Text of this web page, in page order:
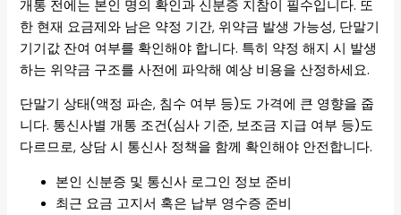
개통 전에는 본인 명의 확인과 신분증 지참이 필수입니다. 또
한 현재 요금제와 남은 약정 기간, 위약금 발생 가능성, 단말기
기기값 잔여 여부를 확인해야 합니다. 특히 약정 해지 시 발생
하는 위약금 구조를 사전에 파악해 예상 비용을 산정하세요.
단말기 상태(액정 파손, 침수 여부 등)도 가격에 큰 영향을 줍
니다. 통신사별 개통 조건(심사 기준, 보조금 지급 여부 등)도
다르므로, 상담 시 통신사 정책을 함께 확인해야 안전합니다.
본인 신분증 및 통신사 로그인 정보 준비
최근 요금 고지서 혹은 납부 영수증 준비